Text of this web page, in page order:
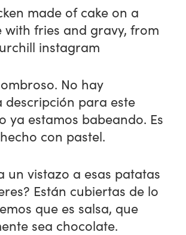
No hay
descripción para este
ya estamos babeando. Es
con pastel.
un vistazo a esas patatas
Están cubiertas de lo
que es salsa, que
sea chocolate.